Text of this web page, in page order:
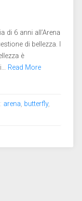
di 6 anni all’Arena
di bellezza. I
è
Read More
arena, butterfly,